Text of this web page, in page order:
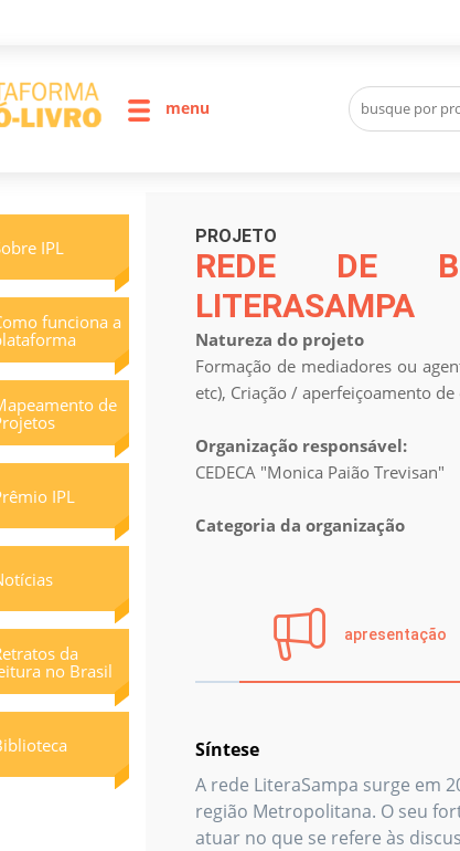
menu
IPL
funciona a
de
IPL
da
no Brasil
PROJETO
REDE DE
LITERASAMPA
Natureza do projeto
Formação de mediadores ou
etc), Criação / aperfeiçoamento
Organização responsável:
CEDECA "Monica Paião Trevisan"
Categoria da organização
apresentação
Síntese
A rede LiteraSampa surge em
região Metropolitana. O seu
atuar no que se refere às